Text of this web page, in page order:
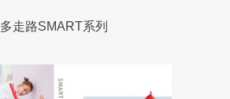
多走路SMART系列